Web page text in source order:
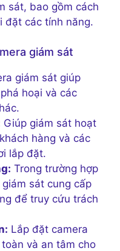
sát, bao gồm cách
đặt các tính năng.
giám sát
giám sát giúp
hoại và các
Giúp giám sát hoạt
hàng và các
lắp đặt.
Trong trường hợp
sát cung cấp
để truy cứu trách
Lắp đặt camera
và an tâm cho